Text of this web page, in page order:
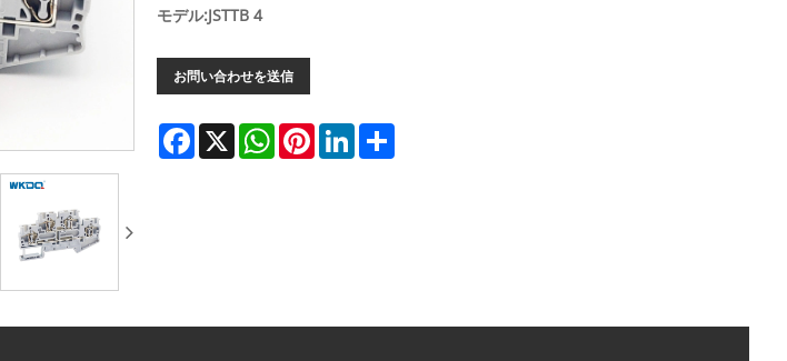
モデル:JSTTB 4
お問い合わせを送信
Facebook
X WhatsApp
PinterestLinkedIn